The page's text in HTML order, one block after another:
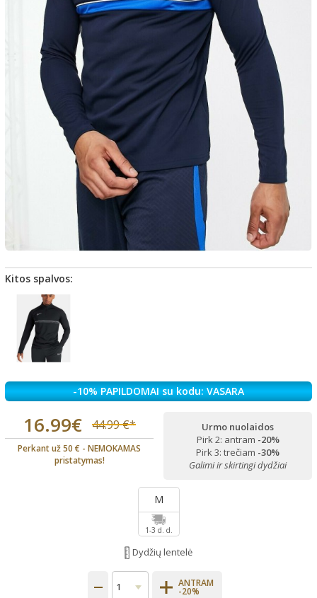
Kitos spalvos:
-10% PAPILDOMAI su kodu: VASARA
16.99€ 44.99 €*
Perkant už 50 € - NEMOKAMAS
pristatymas!
Urmo nuolaidos
Pirk 2: antram -20%
Pirk 3: trečiam -30%
Galimi ir skirtingi dydžiai
M
1-3 d. d.
Dydžių lentelė
ANTRAM
-20%